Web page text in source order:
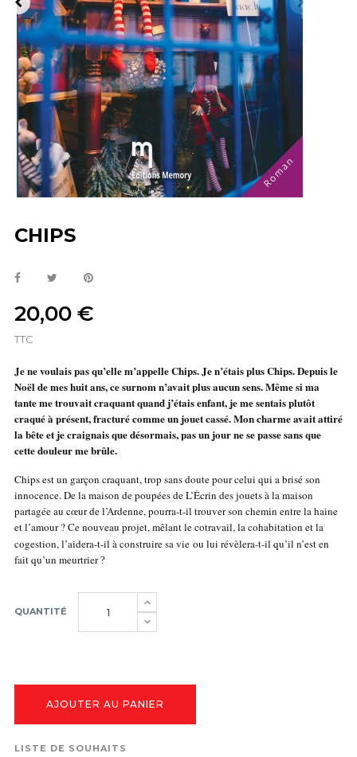
CHIPS
20,00 €
TTC
Je ne voulais pas qu’elle m’appelle Chips. Je n’étais plus Chips. Depuis le
Noël de mes huit ans, ce surnom n’avait plus aucun sens. Même si ma
tante me trouvait craquant quand j’étais enfant, je me sentais plutôt
craqué à présent, fracturé comme un jouet cassé. Mon charme avait attiré
la bête et je craignais que désormais, pas un jour ne se passe sans que
cette douleur me brûle.
Chips est un garçon craquant, trop sans doute pour celui qui a brisé son
innocence. De la maison de poupées de L’Écrin des jouets à la maison
partagée au cœur de l’Ardenne, pourra-t-il trouver son chemin entre la haine
et l’amour ? Ce nouveau projet, mêlant le cotravail, la cohabitation et la
cogestion, l’aidera-t-il à construire sa vie ou lui révèlera-t-il qu’il n’est en
fait qu’un meurtrier?
QUANTITÉ
AJOUTER AU PANIER
LISTE DE SOUHAITS